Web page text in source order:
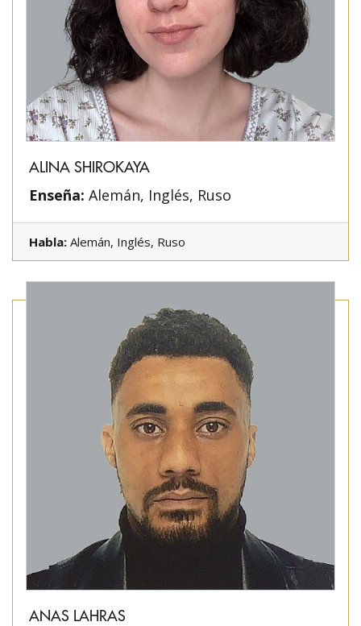
ALINA SHIROKAYA
Enseña: Alemán, Inglés, Ruso
Habla: Alemán, Inglés, Ruso
ANAS LAHRAS